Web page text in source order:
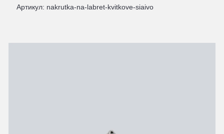
Артикул: nakrutka-na-labret-kvitkove-siaivo